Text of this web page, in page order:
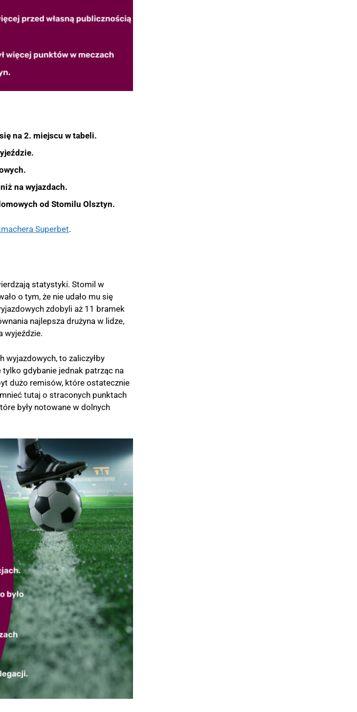
na 2. miejscu w tabeli.
na wyjazdach.
od Stomilu Olsztyn.
Superbet.
statystyki. Stomil w
o tym, że nie udało mu się
zdobyli aż 11 bramek
najlepsza drużyna w lidze,
wyjeździe.
wyjazdowych, to zaliczyłby
gdybanie jednak patrząc na
dużo remisów, które ostatecznie
tutaj o straconych punktach
były notowane w dolnych